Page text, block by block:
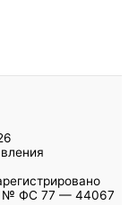
№ ФС 77 — 44067